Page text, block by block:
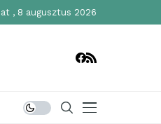
, 8 augusztus 2026